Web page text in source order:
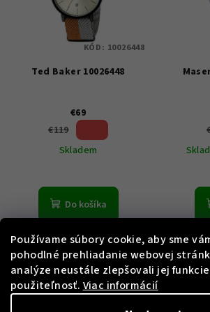
Používame súbory cookie, aby sme
pohodlné prehliadanie webovej
analýze neustále zlepšovali jej
použiteľnosť. Viac informácií
Ted Baker 10026448
€69
€119
Skladem
Do košíka
KÓD: 10026448